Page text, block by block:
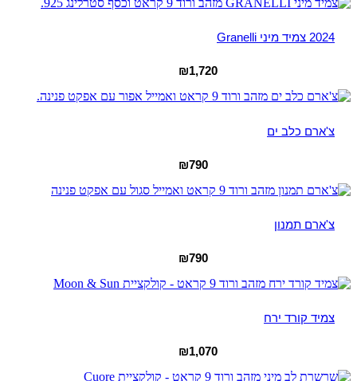
2024 צמיד מיני Granelli
₪1,720
צ'ארם כלב ים
₪790
צ'ארם תמנון
₪790
צמיד קורד ירח
₪1,070